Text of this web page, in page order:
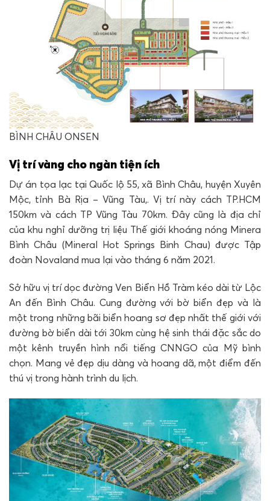
BÌNH CHÂU ONSEN
Vị trí vàng cho ngàn tiện ích
Dự án tọa lạc tại Quốc lộ 55, xã Bình Châu, huyện Xuyên
Mộc, tỉnh Bà Rịa – Vũng Tàu,. Vị trí này cách TP.HCM
150km và cách TP Vũng Tàu 70km. Đây cũng là địa chỉ
của khu nghỉ dưỡng trị liệu Thế giới khoáng nóng Minera
Bình Châu (Mineral Hot Springs Binh Chau) được Tập
đoàn Novaland mua lại vào tháng 6 năm 2021.
Sở hữu vị trí dọc đường Ven Biển Hồ Tràm kéo dài từ Lộc
An đến Bình Châu. Cung đường với bờ biển đẹp và là
một trong những bãi biển hoang sơ đẹp nhất thế giới với
đường bờ biển dài tới 30km cùng hệ sinh thái đặc sắc do
một kênh truyền hình nổi tiếng CNNGO của Mỹ bình
chọn. Mang vẻ đẹp dịu dàng và hoang dã, một điểm đến
thú vị trong hành trình du lịch.